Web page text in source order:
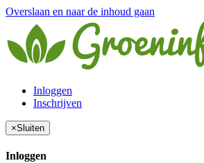
Overslaan en naar de inhoud gaan
Inloggen
Inschrijven
×Sluiten
Inloggen